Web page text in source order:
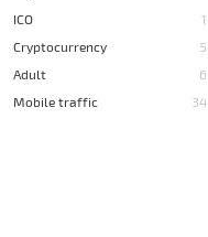
ICO
1
Cryptocurrency
5
Adult
6
Mobile traffic
34